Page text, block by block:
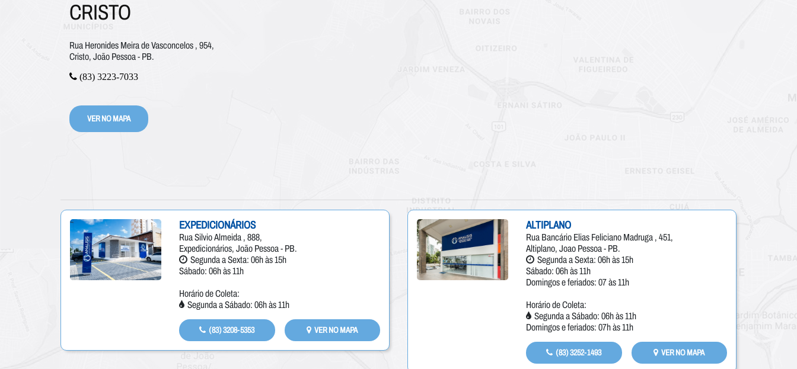
CRISTO
Rua Heronides Meira de Vasconcelos , 954,
Cristo, João Pessoa - PB.
(83) 3223-7033
VER NO MAPA
EXPEDICIONÁRIOS
Rua Silvio Almeida , 888,
Expedicionários, João Pessoa - PB.
Segunda a Sexta: 06h às 15h
Sábado: 06h às 11h
Horário de Coleta:
Segunda a Sábado: 06h às 11h
(83) 3208-5353 VER NO MAPA
ALTIPLANO
Rua Bancário Elias Feliciano Madruga , 451,
Altiplano, Joao Pessoa - PB.
Segunda a Sexta: 06h às 15h
Sábado: 06h às 11h
Domingos e feriados: 07 às 11h
Horário de Coleta:
Segunda a Sábado: 06h às 11h
Domingos e feriados: 07h às 11h
(83) 3252-1493 VER NO MAPA